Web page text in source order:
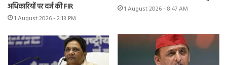
अधिकारियों पर दर्ज की FIR
1 August 2026 - 2:13 PM
1 August 2026 - 8:47 AM